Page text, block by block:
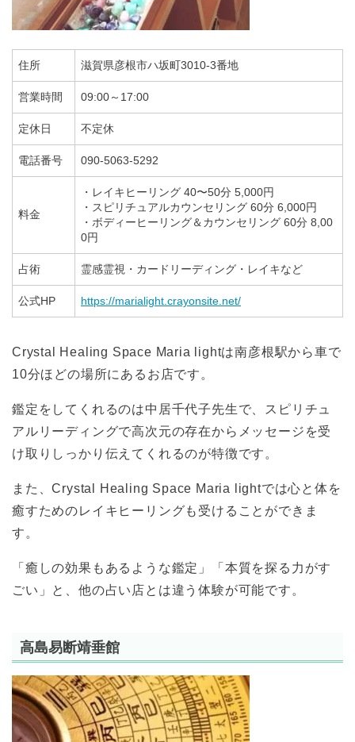
住所 滋賀県彦根市ハ坂町3010-3番地
営業時間 09:00～17:00
定休日 不定休
電話番号 090-5063-5292
料金
・レイキヒーリング 40〜50分 5,000円
・スピリチュアルカウンセリング 60分 6,000円
・ボディーヒーリング＆カウンセリング 60分 8,00
0円
占術 霊感霊視・カードリーディング・レイキなど
公式HP https://marialight.crayonsite.net/
Crystal Healing Space Maria lightは南彦根駅から車で
10分ほどの場所にあるお店です。
鑑定をしてくれるのは中居千代子先生で、スピリチュ
アルリーディングで高次元の存在からメッセージを受
け取りしっかり伝えてくれるのが特徴です。
また、Crystal Healing Space Maria lightでは心と体を
癒すためのレイキヒーリングも受けることができま
す。
「癒しの効果もあるような鑑定」「本質を探る力がす
ごい」と、他の占い店とは違う体験が可能です。
高島易断靖垂館